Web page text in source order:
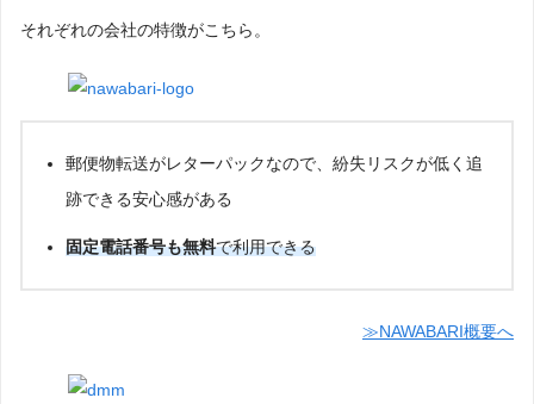
それぞれの会社の特徴がこちら。
郵便物転送がレターパックなので、紛失リスクが低く追
跡できる安心感がある
固定電話番号も無料で利用できる
≫NAWABARI概要へ